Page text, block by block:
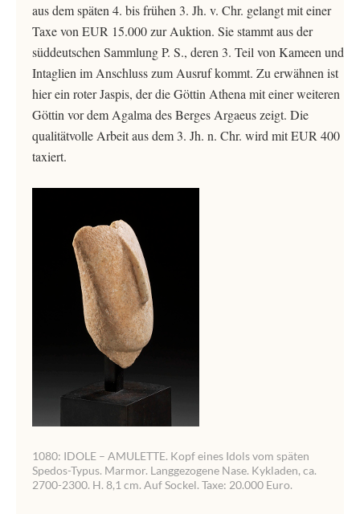
aus dem späten 4. bis frühen 3. Jh. v. Chr. gelangt mit einer
Taxe von EUR 15.000 zur Auktion. Sie stammt aus der
süddeutschen Sammlung P. S., deren 3. Teil von Kameen und
Intaglien im Anschluss zum Ausruf kommt. Zu erwähnen ist
hier ein roter Jaspis, der die Göttin Athena mit einer weiteren
Göttin vor dem Agalma des Berges Argaeus zeigt. Die
qualitätvolle Arbeit aus dem 3. Jh. n. Chr. wird mit EUR 400
taxiert.
1080: IDOLE – AMULETTE. Kopf eines Idols vom späten
Spedos-Typus. Marmor. Langgezogene Nase. Kykladen, ca.
2700-2300. H. 8,1 cm. Auf Sockel. Taxe: 20.000 Euro.